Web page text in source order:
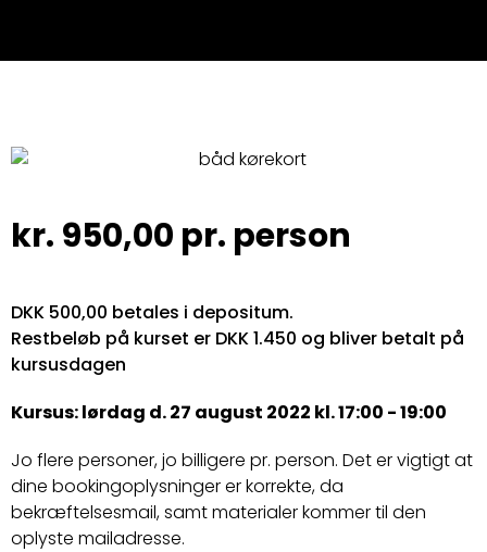
kr. 950,00 pr. person
DKK 500,00 betales i depositum.
Restbeløb på kurset er DKK 1.450 og bliver betalt på
kursusdagen
Kursus: lørdag d. 27 august 2022 kl. 17:00 - 19:00
Jo flere personer, jo billigere pr. person. Det er vigtigt at
dine bookingoplysninger er korrekte, da
bekræftelsesmail, samt materialer kommer til den
oplyste mailadresse.